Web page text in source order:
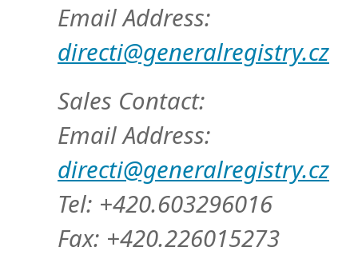
Email Address:
directi@generalregistry.cz
Sales Contact:
Email Address:
directi@generalregistry.cz
Tel: +420.603296016
Fax: +420.226015273